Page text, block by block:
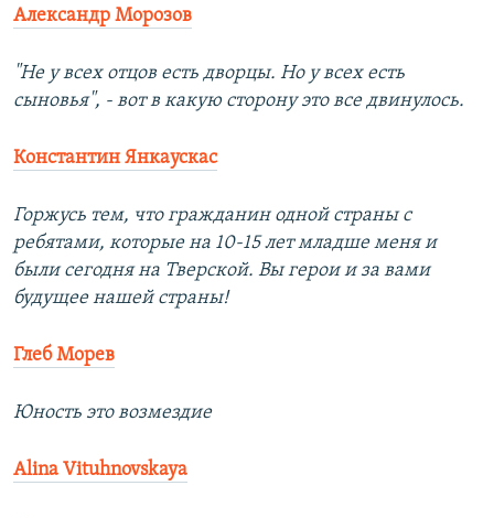
Александр Морозов
"Не у всех отцов есть дворцы. Но у всех есть
сыновья", - вот в какую сторону это все двинулось.
Константин Янкаускас
Горжусь тем, что гражданин одной страны с
ребятами, которые на 10-15 лет младше меня и
были сегодня на Тверской. Вы герои и за вами
будущее нашей страны!
Глеб Морев
Юность это возмездие
Alina Vituhnovskaya